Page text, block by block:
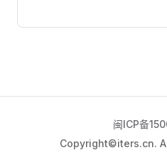
闽ICP备
Copyright©iters.cn.